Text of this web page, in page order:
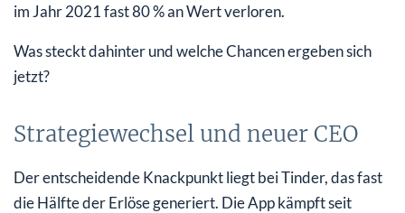
im Jahr 2021 fast 80 % an Wert verloren.
Was steckt dahinter und welche Chancen ergeben sich
jetzt?
Strategiewechsel und neuer CEO
Der entscheidende Knackpunkt liegt bei Tinder, das fast
die Hälfte der Erlöse generiert. Die App kämpft seit